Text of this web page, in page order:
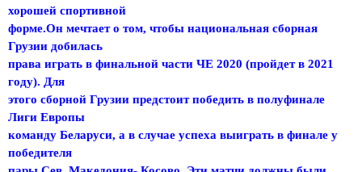
хорошей спортивной
форме.Он мечтает о том, чтобы национальная сборная
Грузии добилась
права играть в финальной части ЧЕ 2020 (пройдет в 2021
году). Для
этого сборной Грузии предстоит победить в полуфинале
Лиги Европы
команду Беларуси, а в случае успеха выиграть в финале у
победителя